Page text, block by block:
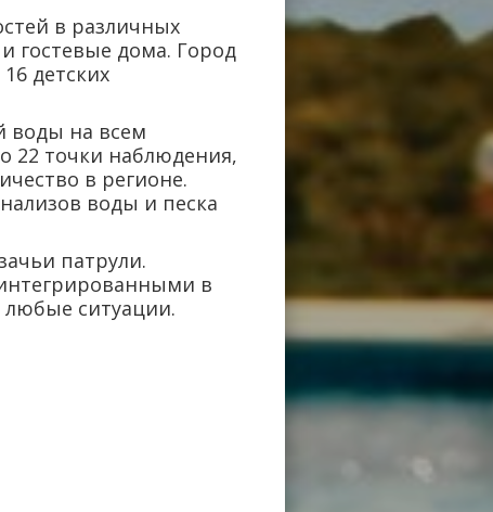
в различных
гостевые дома. Город
детских
воды на всем
22 точки наблюдения,
в регионе.
воды и песка
патрули.
в
любые ситуации.